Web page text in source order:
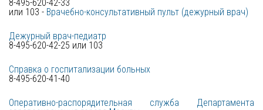
8-495-620-42-33
или 103 - Врачебно-консультативный пульт (дежурный врач)
8-495-620-42-25 или 103
Справка о госпитализации больных
8-495-620-41-40
Оперативно-распорядительная служба Департамента